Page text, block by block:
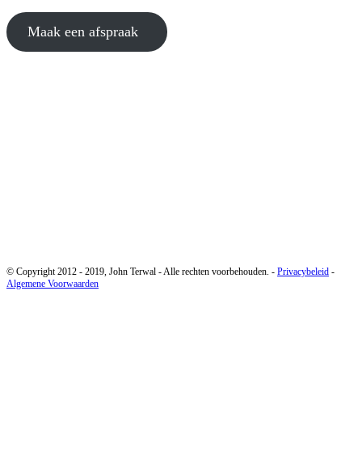
Maak een afspraak
© Copyright 2012 - 2019, John Terwal - Alle rechten voorbehouden. - Privacybeleid -
Algemene Voorwaarden